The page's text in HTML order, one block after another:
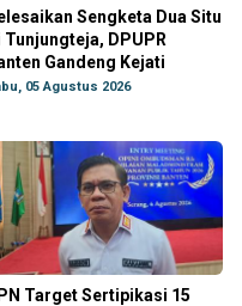
Sengketa Dua Situ
Tunjungteja, DPUPR
Gandeng Kejati
05 Agustus 2026
Target Sertipikasi 15